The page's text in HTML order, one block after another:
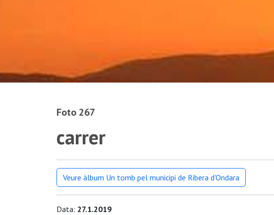
Foto 267
carrer
Veure àlbum Un tomb pel municipi de Ribera d'Ondara
Data: 27.1.2019